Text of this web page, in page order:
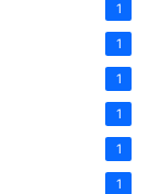
1
1
1
1
1
1